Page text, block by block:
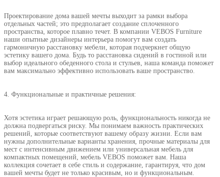
Проектирование дома вашей мечты выходит за рамки выбора
отдельных частей; это предполагает создание сплоченного
пространства, которое плавно течет. В компании VEBOS Furniture
наши опытные дизайнеры интерьера помогут вам создать
гармоничную расстановку мебели, которая подчеркнет общую
эстетику вашего дома. Будь то расстановка сидений в гостиной или
выбор идеального обеденного стола и стульев, наша команда поможет
вам максимально эффективно использовать ваше пространство.
4. Функциональные и практичные решения:
Хотя эстетика играет решающую роль, функциональность никогда не
должна подвергаться риску. Мы понимаем важность практических
решений, которые соответствуют вашему образу жизни. Если вам
нужны дополнительные варианты хранения, прочные материалы для
мест с интенсивным движением или универсальная мебель для
компактных помещений, мебель VEBOS поможет вам. Наша
коллекция сочетает в себе стиль и содержание, гарантируя, что дом
вашей мечты будет не только красивым, но и функциональным.